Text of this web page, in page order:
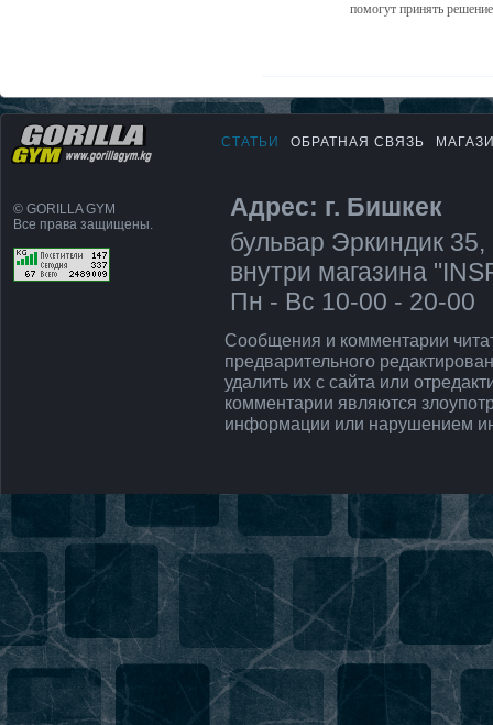
помогут принять
СТАТЬИ ОБРАТНАЯ СВЯЗЬ
© GORILLA GYM
Все права защищены.
Адрес: г. Бишкек
бульвар Эркиндик 35,
внутри магазина
Пн - Вс 10-00 - 20-00
Сообщения и комментарии
предварительного
удалить их с сайта или
комментарии являются
информации или нарушением